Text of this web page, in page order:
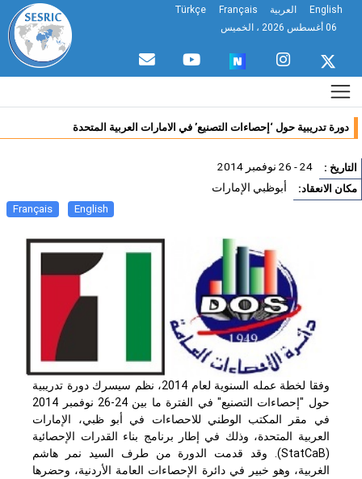
English العربية Français
Türkçe
دورة تدريبية حول ‘إحصاءات التصنيع’ في الامارات العربية المتحدة
: 24 - 26 نوفمبر 2014
الانعقاد: أبوظبي الإمارات
English
Français
وفقا لخطة عمله السنوية لعام 2014، نظم سيسرك دورة تدريبية
حول "إحصاءات التصنيع" في الفترة ما بين 24-26 نوفمبر 2014
في مقر المكتب الوطني للاحصاءات في أبو ظبي، الإمارات
العربية المتحدة، وذلك في إطار برنامج بناء القدرات الإحصائية
StatCaB). وقد قدمت الدورة من طرف السيد نمر هاشم
الغربية، وهو خبير في دائرة الإحصاءات العامة الأردنية، وحضرها